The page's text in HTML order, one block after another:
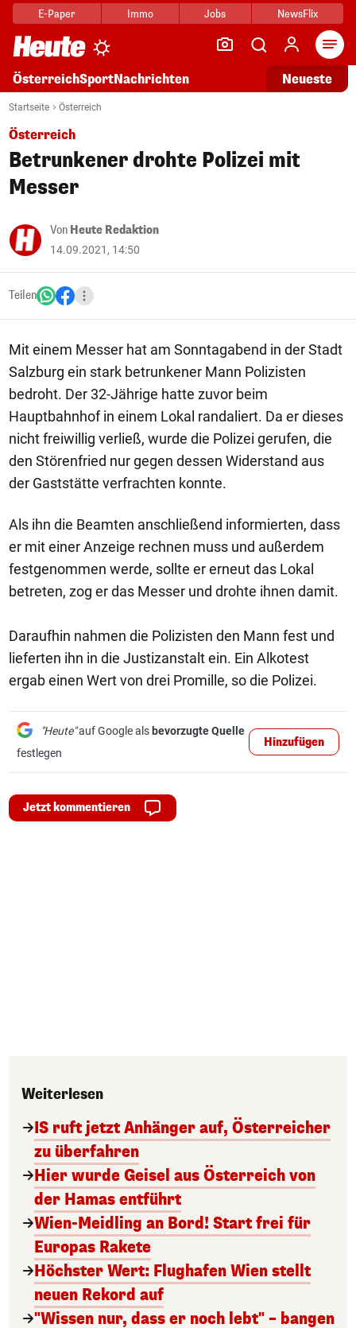
E-Paper Immo Jobs NewsFlix
ÖsterreichSportNachrichten Neueste
Startseite Österreich
Österreich
Betrunkener drohte Polizei mit
Messer
Von Heute Redaktion
14.09.2021, 14:50
Teilen
Mit einem Messer hat am Sonntagabend in der Stadt
Salzburg ein stark betrunkener Mann Polizisten
bedroht. Der 32-Jährige hatte zuvor beim
Hauptbahnhof in einem Lokal randaliert. Da er dieses
nicht freiwillig verließ, wurde die Polizei gerufen, die
den Störenfried nur gegen dessen Widerstand aus
der Gaststätte verfrachten konnte.
Als ihn die Beamten anschließend informierten, dass
er mit einer Anzeige rechnen muss und außerdem
festgenommen werde, sollte er erneut das Lokal
betreten, zog er das Messer und drohte ihnen damit.
Daraufhin nahmen die Polizisten den Mann fest und
lieferten ihn in die Justizanstalt ein. Ein Alkotest
ergab einen Wert von drei Promille, so die Polizei.
"Heute"auf Google als bevorzugte Quelle
festlegen
Hinzufügen
Jetzt kommentieren
Weiterlesen
IS ruft jetzt Anhänger auf, Österreicher
zu überfahren
Hier wurde Geisel aus Österreich von
der Hamas entführt
Wien-Meidling an Bord! Start frei für
Europas Rakete
Höchster Wert: Flughafen Wien stellt
neuen Rekord auf
"Wissen nur, dass er noch lebt" – bangen